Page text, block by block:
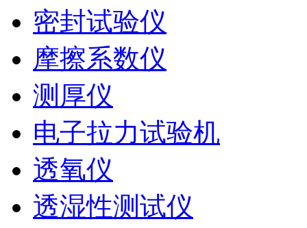
密封试验仪
摩擦系数仪
测厚仪
电子拉力试验机
透氧仪
透湿性测试仪